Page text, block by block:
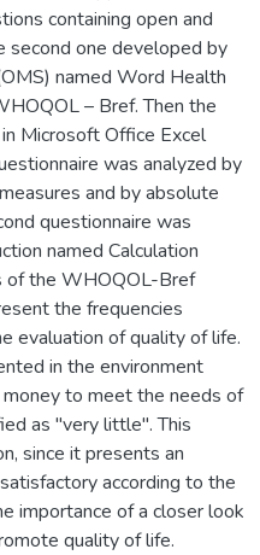
containing open and
second one developed by
named Word Health
– Bref. Then the
Microsoft Office Excel
was analyzed by
and by absolute
questionnaire was
named Calculation
of the WHOQOL-Bref
the frequencies
evaluation of quality of life.
in the environment
to meet the needs of
as "very little". This
since it presents an
according to the
importance of a closer look
quality of life.